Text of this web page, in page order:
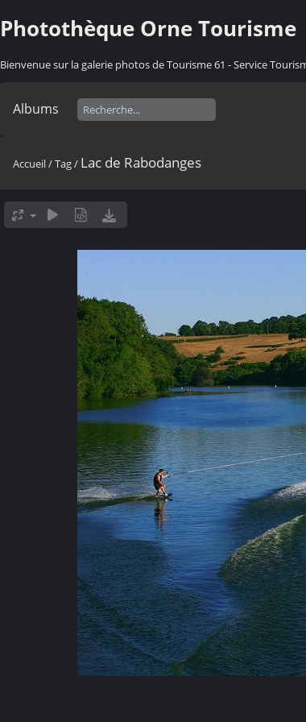
Photothèque Orne Tourisme
Bienvenue sur la galerie photos de Tourisme 61 - Service
Albums
Accueil/Tag/ Lac de Rabodanges